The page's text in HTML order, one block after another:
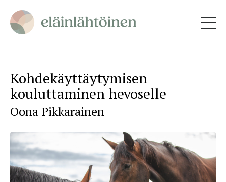
Kohdekäyttäytymisen
kouluttaminen hevoselle
Oona Pikkarainen